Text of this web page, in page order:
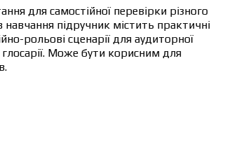
для самостійної перевірки різного
підручник містить практичні
рольові сценарії для аудиторної
Може бути корисним для